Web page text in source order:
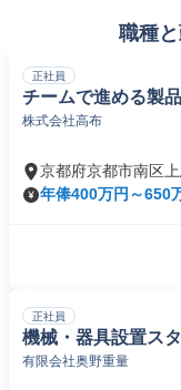
職種
正社員
チームで進める製
株式会社高布
京都府京都市南区
年俸400万円～650
正社員
機械・器具設置ス
有限会社奥野重量